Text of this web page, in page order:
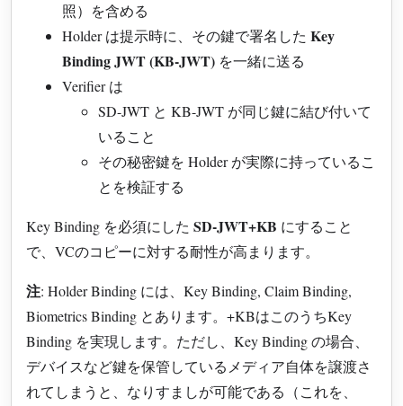
照）を含める
Holder は提示時に、その鍵で署名した Key
Binding JWT (KB-JWT) を一緒に送る
Verifier は
SD-JWT と KB-JWT が同じ鍵に結び付いて
いること
その秘密鍵を Holder が実際に持っているこ
とを検証する
Key Binding を必須にした SD-JWT+KB にすること
で、VCのコピーに対する耐性が高まります。
注: Holder Binding には、Key Binding, Claim Binding,
Biometrics Binding とあります。+KBはこのうちKey
Binding を実現します。ただし、Key Binding の場合、
デバイスなど鍵を保管しているメディア自体を譲渡さ
れてしまうと、なりすましが可能である（これを、